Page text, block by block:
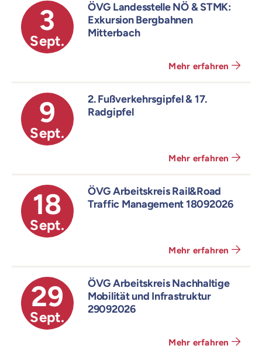
3
Sept.
ÖVG Landesstelle NÖ & STMK:
Exkursion Bergbahnen
Mitterbach
Mehr erfahren
9
Sept.
2. Fußverkehrsgipfel & 17.
Radgipfel
Mehr erfahren
18
Sept.
ÖVG Arbeitskreis Rail&Road
Traffic Management 18092026
Mehr erfahren
29
Sept.
ÖVG Arbeitskreis Nachhaltige
Mobilität und Infrastruktur
29092026
Mehr erfahren